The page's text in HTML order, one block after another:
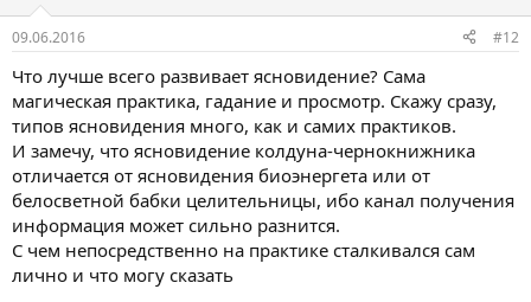
09.06.2016 #12
Что лучше всего развивает ясновидение? Сама
магическая практика, гадание и просмотр. Скажу сразу,
типов ясновидения много, как и самих практиков.
И замечу, что ясновидение колдуна-чернокнижника
отличается от ясновидения биоэнергета или от
белосветной бабки целительницы, ибо канал получения
информация может сильно разнится.
С чем непосредственно на практике сталкивался сам
лично и что могу сказать